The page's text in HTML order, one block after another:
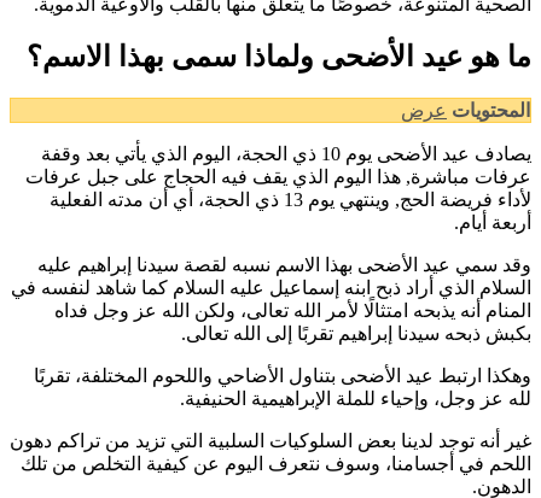
هو عيد الأضحى ولماذا سمى بهذا الاسم؟
عرض
يصادف عيد الأضحى يوم 10 ذي الحجة، اليوم الذي يأتي بعد وقفة
مباشرة, هذا اليوم الذي يقف فيه الحجاج على جبل عرفات
لأداء فريضة الحج, وينتهي يوم 13 ذي الحجة، أي أن مدته الفعلية
أيام.
سمي عيد الأضحى بهذا الاسم نسبه لقصة سيدنا إبراهيم عليه
الذي أراد ذبح ابنه إسماعيل عليه السلام كما شاهد لنفسه في
أنه يذبحه امتثالًا لأمر الله تعالى، ولكن الله عز وجل فداه
ذبحه سيدنا إبراهيم تقربًا إلى الله تعالى.
ارتبط عيد الأضحى بتناول الأضاحي واللحوم المختلفة، تقربًا
عز وجل، وإحياء للملة الإبراهيمية الحنيفية.
أنه توجد لدينا بعض السلوكيات السلبية التي تزيد من تراكم دهون
في أجسامنا، وسوف نتعرف اليوم عن كيفية التخلص من تلك